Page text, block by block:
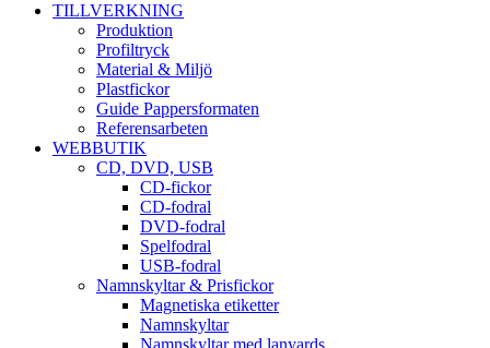
TILLVERKNING
Produktion
Profiltryck
Material & Miljö
Plastfickor
Guide Pappersformaten
Referensarbeten
WEBBUTIK
CD, DVD, USB
CD-fickor
CD-fodral
DVD-fodral
Spelfodral
USB-fodral
Namnskyltar & Prisfickor
Magnetiska etiketter
Namnskyltar
Namnskyltar med lanyards